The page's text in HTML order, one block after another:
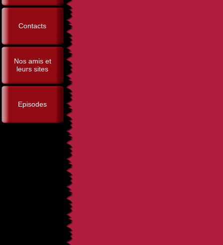
Contacts
Nos amis et
leurs sites
Episodes